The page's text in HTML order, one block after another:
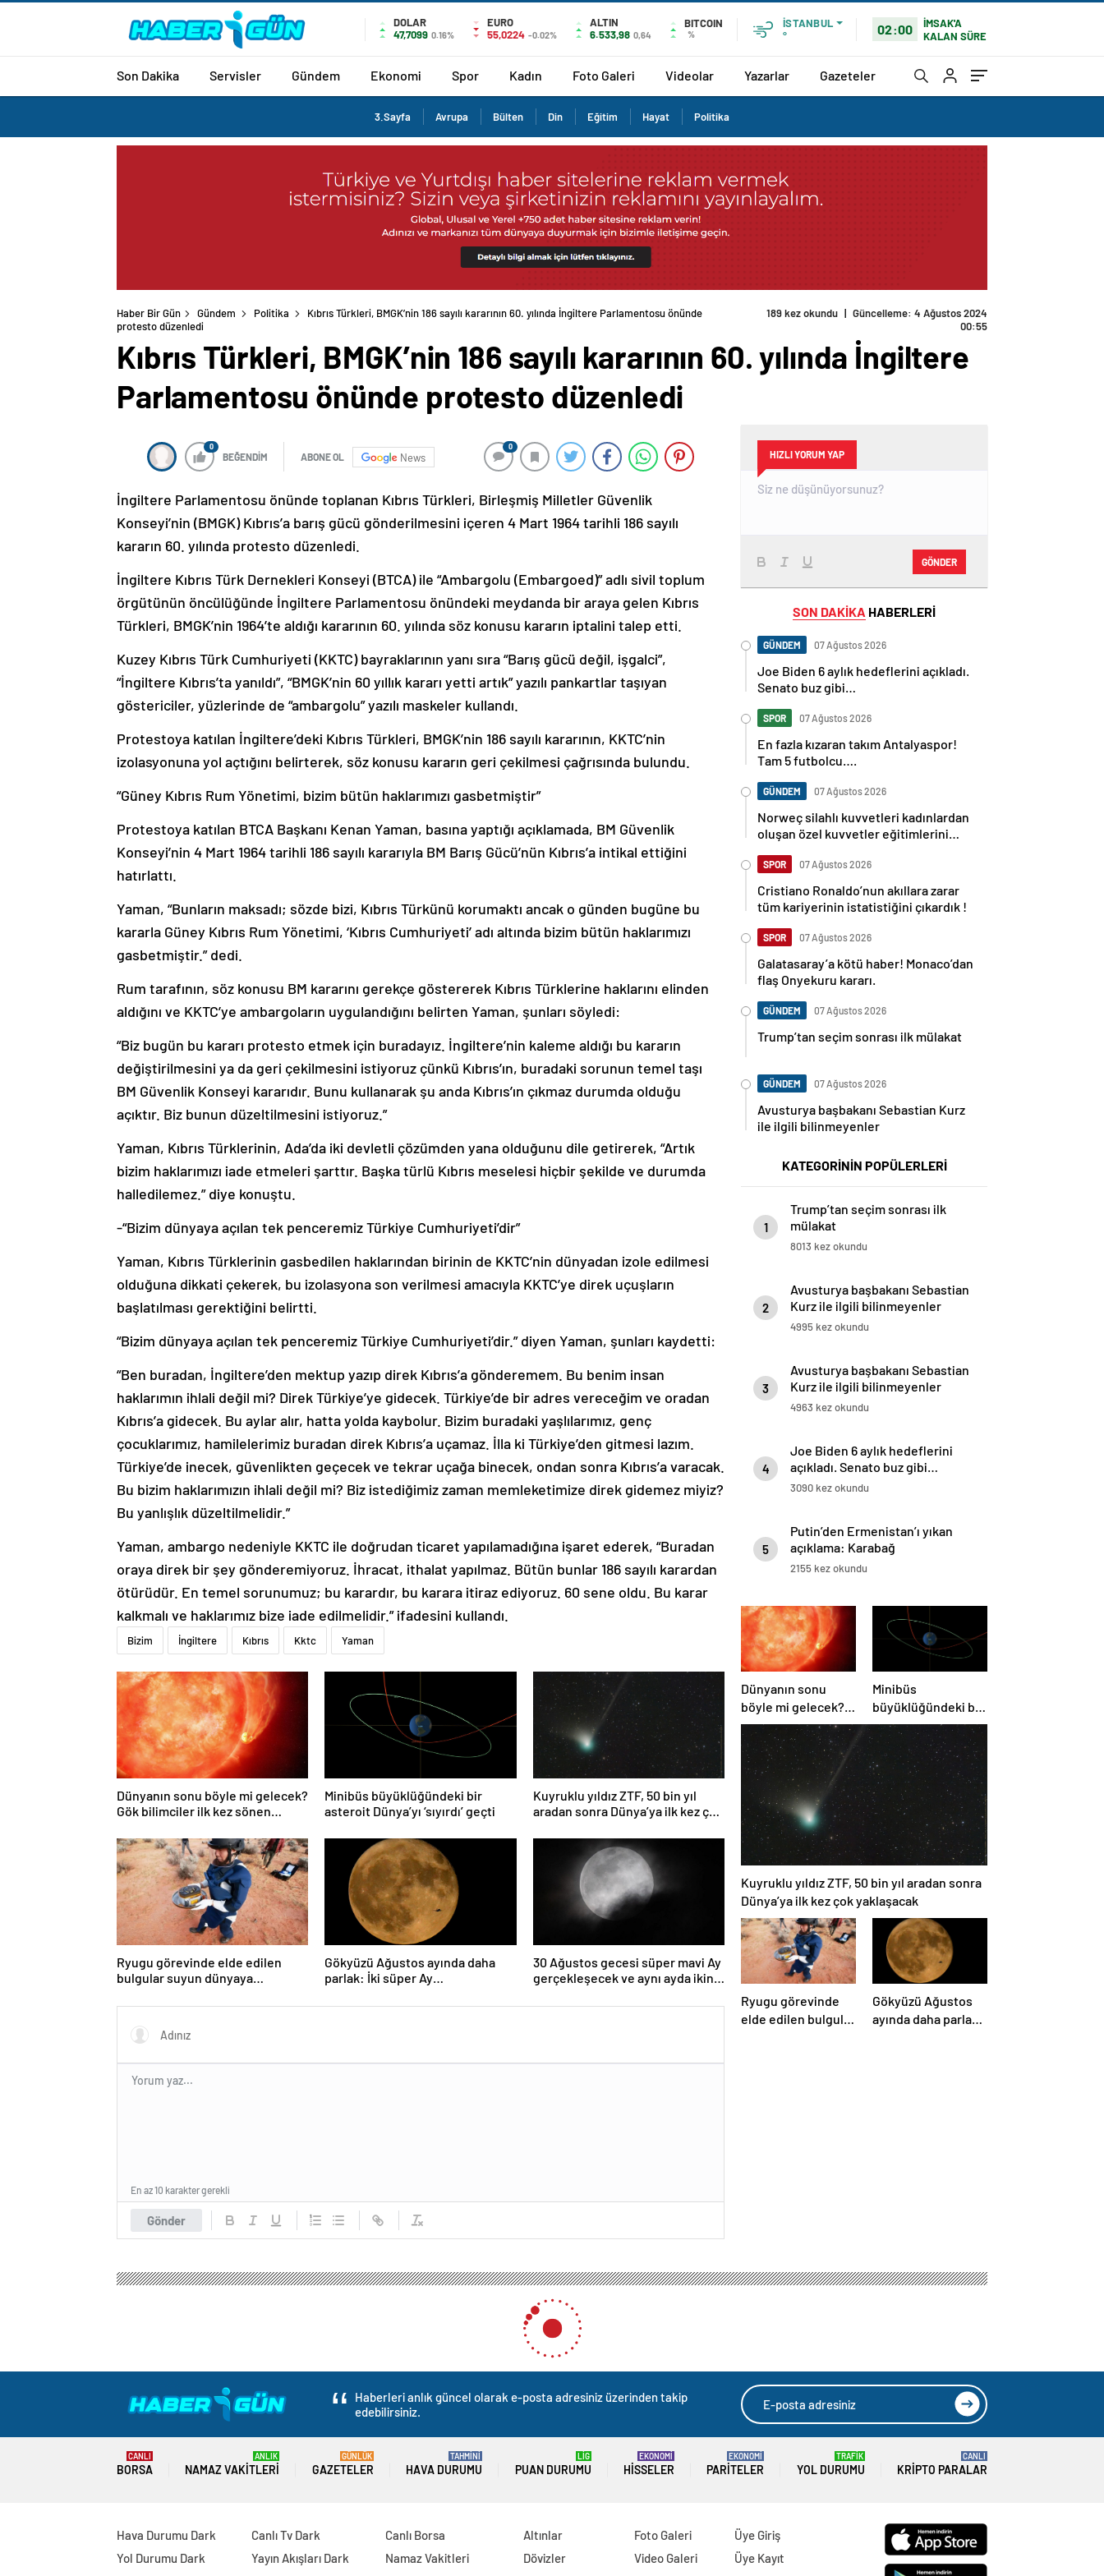
DOLAR
47,7099 0.16%
EURO
55,0224 -0.02%
ALTIN
6.533,98 0,64
BITCOIN
%
İSTANBUL
°
02:00
İMSAK'A
KALAN SÜRE
Son Dakika Servisler Gündem Ekonomi Spor Kadın Foto Galeri Videolar Yazarlar Gazeteler
3.Sayfa Avrupa Bülten Din Eğitim Hayat Politika
Haber Bir Gün Gündem Politika Kıbrıs Türkleri, BMGK’nin 186 sayılı kararının 60. yılında İngiltere Parlamentosu önünde protesto düzenledi
Kıbrıs Türkleri, BMGK’nin 186 sayılı kararının 60. yılında İngiltere
Parlamentosu önünde protesto düzenledi
News
Konseyi’nin (BMGK) Kıbrıs’a barış gücü gönderilmesini içeren 4 Mart 1964 tarihli 186 sayılı
kararın 60. yılında protesto düzenledi.
örgütünün öncülüğünde İngiltere Parlamentosu önündeki meydanda bir araya gelen Kıbrıs
Türkleri, BMGK’nin 1964’te aldığı kararının 60. yılında söz konusu kararın iptalini talep etti.
“İngiltere Kıbrıs’ta yanıldı”, “BMGK’nin 60 yıllık kararı yetti artık” yazılı pankartlar taşıyan
göstericiler, yüzlerinde de “ambargolu” yazılı maskeler kullandı.
izolasyonuna yol açtığını belirterek, söz konusu kararın geri çekilmesi çağrısında bulundu.
Konseyi’nin 4 Mart 1964 tarihli 186 sayılı kararıyla BM Barış Gücü’nün Kıbrıs’a intikal ettiğini
hatırlattı.
kararla Güney Kıbrıs Rum Yönetimi, ‘Kıbrıs Cumhuriyeti’ adı altında bizim bütün haklarımızı
gasbetmiştir.” dedi.
aldığını ve KKTC’ye ambargoların uygulandığını belirten Yaman, şunları söyledi:
değiştirilmesini ya da geri çekilmesini istiyoruz çünkü Kıbrıs’ın, buradaki sorunun temel taşı
BM Güvenlik Konseyi kararıdır. Bunu kullanarak şu anda Kıbrıs’ın çıkmaz durumda olduğu
açıktır. Biz bunun düzeltilmesini istiyoruz.”
bizim haklarımızı iade etmeleri şarttır. Başka türlü Kıbrıs meselesi hiçbir şekilde ve durumda
halledilemez.” diye konuştu.
olduğuna dikkati çekerek, bu izolasyona son verilmesi amacıyla KKTC’ye direk uçuşların
başlatılması gerektiğini belirtti.
haklarımın ihlali değil mi? Direk Türkiye’ye gidecek. Türkiye’de bir adres vereceğim ve oradan
Kıbrıs’a gidecek. Bu aylar alır, hatta yolda kaybolur. Bizim buradaki yaşlılarımız, genç
çocuklarımız, hamilelerimiz buradan direk Kıbrıs’a uçamaz. İlla ki Türkiye’den gitmesi lazım.
Türkiye’de inecek, güvenlikten geçecek ve tekrar uçağa binecek, ondan sonra Kıbrıs’a varacak.
Bu bizim haklarımızın ihlali değil mi? Biz istediğimiz zaman memleketimize direk gidemez miyiz?
Bu yanlışlık düzeltilmelidir.”
oraya direk bir şey gönderemiyoruz. İhracat, ithalat yapılmaz. Bütün bunlar 186 sayılı karardan
ötürüdür. En temel sorunumuz; bu karardır, bu karara itiraz ediyoruz. 60 sene oldu. Bu karar
kalkmalı ve haklarımız bize iade edilmelidir.” ifadesini kullandı.
Bizim İngiltere Kıbrıs Kktc Yaman
Dünyanın sonu böyle mi gelecek?
Gök bilimciler ilk kez sönen
yıldızın gezegeni yutmasına tanık
Minibüs büyüklüğündeki bir
asteroit Dünya’yı ‘sıyırdı’ geçti
Kuyruklu yıldız ZTF, 50 bin yıl
aradan sonra Dünya’ya ilk kez çok
yaklaşacak
Ryugu görevinde elde edilen
bulgular suyun dünyaya
asteroitlerce getirilmiş
Gökyüzü Ağustos ayında daha
parlak: İki süper Ay
gözlemlenecek
30 Ağustos gecesi süper mavi Ay
gerçekleşecek ve aynı ayda ikinci
kez dolunay olacak
HIZLI YORUM YAP
GÖNDER
Joe Biden 6 aylık hedeflerini açıkladı.
Senato buz gibi…
En fazla kızaran takım Antalyaspor!
Tam 5 futbolcu….
Norweç silahlı kuvvetleri kadınlardan
oluşan özel kuvvetler eğitimlerini
başlattı.
Cristiano Ronaldo’nun akıllara zarar
tüm kariyerinin istatistiğini çıkardık !
Galatasaray’a kötü haber! Monaco’dan
flaş Onyekuru kararı.
Trump’tan seçim sonrası ilk mülakat
Avusturya başbakanı Sebastian Kurz
ile ilgili bilinmeyenler
1
mülakat
8013 kez okundu
2
Kurz ile ilgili bilinmeyenler
4995 kez okundu
3
Kurz ile ilgili bilinmeyenler
4963 kez okundu
4
açıkladı. Senato buz gibi…
3090 kez okundu
5
açıklama: Karabağ
Azerbaycan’ın ayrılmaz bir
parçasıdır!
2155 kez okundu
Dünyanın sonu
böyle mi gelecek?
Gök bilimciler ilk
kez sönen yıldızın
gezegeni
yutmasına tanık
oldu
Minibüs
büyüklüğündeki bir
asteroit Dünya’yı
‘sıyırdı’ geçti
Kuyruklu yıldız ZTF, 50 bin yıl aradan sonra
Dünya’ya ilk kez çok yaklaşacak
Ryugu görevinde
elde edilen bulgular
suyun dünyaya
Gökyüzü Ağustos
ayında daha parlak:
İki süper Ay
MHP Genel Başkanı Bahçeli: “Ramazan ayının bereketiyle Filistin
halkının gözyaşları silinmelidir.
HIZLI YORUM YAP
GÖNDER